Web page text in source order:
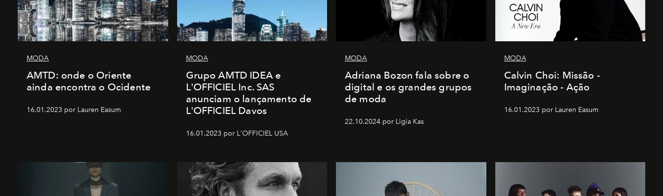
MODA
AMTD: onde o Oriente
ainda encontra o Ocidente
16.01.2023 por Lauren Easum
MODA
Grupo AMTD IDEA e
L'OFFICIEL Inc. SAS
anunciam o lançamento de
L'OFFICIEL Davos
16.01.2023 por L'OFFICIEL USA
MODA
Adriana Bozon fala sobre o
digital e os grandes grupos
de moda
22.10.2024 por Ligia Kas
MODA
Calvin Choi: Missão -
Imaginação - Ação
16.01.2023 por Lauren Easum